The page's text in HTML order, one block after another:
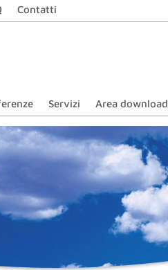
Contatti
Servizi Area download